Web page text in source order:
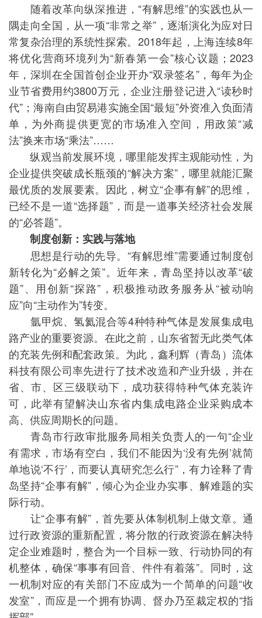
随着改革向纵深推进，“有解思维”的实践也从一
隅走向全国，从一项“非常之举”，逐渐演化为应对日
常复杂治理的系统性探索。2018年起，上海连续8年
将优化营商环境列为“新春第一会”核心议题；2023
年，深圳在全国首创企业开办“双录签名”，每年为企
业节省费用约3800万元，企业注册登记进入“读秒时
代”；海南自由贸易港实施全国“最短”外资准入负面清
单，为外商提供更宽的市场准入空间，用政策“减
法”换来市场“乘法”……
纵观当前发展环境，哪里能发挥主观能动性，为
企业提供突破成长瓶颈的“解决方案”，哪里就能汇聚
最优质的发展要素。因此，树立“企事有解”的思维，
已经不是一道“选择题”，而是一道事关经济社会发展
的“必答题”。
制度创新：实践与落地
思想是行动的先导。“有解思维”需要通过制度创
新转化为“必解之策”。近年来，青岛坚持以改革“破
题”、用创新“探路”，积极推动政务服务从“被动响
应”向“主动作为”转变。
氩甲烷、氢氦混合等4种特种气体是发展集成电
路产业的重要资源。在此之前，山东省暂无此类气体
的充装先例和配套政策。为此，鑫利辉（青岛）流体
科技有限公司率先进行了技术改造和产业升级，并在
省、市、区三级联动下，成功获得特种气体充装许
可，此举有望解决山东省内集成电路企业采购成本
高、供应周期长的问题。
青岛市行政审批服务局相关负责人的一句“企业
有需求，市场有空白，我们不能因为‘没有先例’就简
单地说‘不行’，而要认真研究怎么行”，有力诠释了青
岛坚持“企事有解”，倾心为企业办实事、解难题的实
际行动。
让“企事有解”，首先要从体制机制上做文章。通
过行政资源的重新配置，将分散的行政资源在解决特
定企业难题时，整合为一个目标一致、行动协同的有
机整体，确保“事事有回音、件件有着落”。同时，这
一机制对应的有关部门不应成为一个简单的问题“收
发室”，而应是一个拥有协调、督办乃至裁定权的“指